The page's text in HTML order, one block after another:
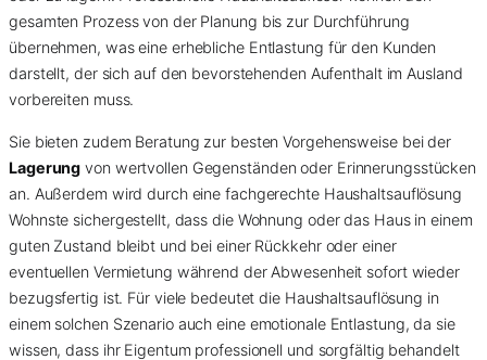
gesamten Prozess von der Planung bis zur Durchführung
übernehmen, was eine erhebliche Entlastung für den Kunden
darstellt, der sich auf den bevorstehenden Aufenthalt im Ausland
vorbereiten muss.
Sie bieten zudem Beratung zur besten Vorgehensweise bei der
Lagerung von wertvollen Gegenständen oder Erinnerungsstücken
an. Außerdem wird durch eine fachgerechte Haushaltsauflösung
Wohnste sichergestellt, dass die Wohnung oder das Haus in einem
guten Zustand bleibt und bei einer Rückkehr oder einer
eventuellen Vermietung während der Abwesenheit sofort wieder
bezugsfertig ist. Für viele bedeutet die Haushaltsauflösung in
einem solchen Szenario auch eine emotionale Entlastung, da sie
wissen, dass ihr Eigentum professionell und sorgfältig behandelt